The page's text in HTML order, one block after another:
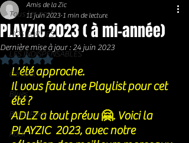
Tous les posts
NOS SORTIES
LES INDISPENSABLES
Général
Blues
Blues Rock
Rock
PLAYZIC 2023 ( à mi-année)
Amis de la Zic
11 juin 2023 1 min de lecture
Dernière mise à jour :24 juin 2023
Noté NaN étoiles sur 5.
L'été approche.
Il vous faut une Playlist pour cet
été ?
ADLZ a tout prévu 🤗. Voici la
PLAYZIC  2023, avec notre